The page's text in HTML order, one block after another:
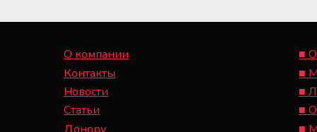
О компании
Контакты
Новости
Статьи
■
■
■
■